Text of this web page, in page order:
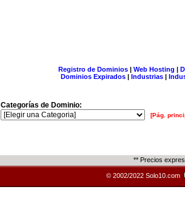
Registro de Dominios| Web Hosting |
Dominios Expirados | Industrias |
Categorías de Dominio:
[Pág.
** Precios
© 2002/2022 Solo10.com